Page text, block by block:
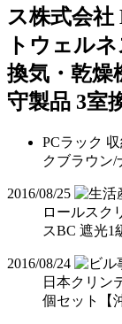
PCラック
クブラウン/
2016/08/25
ロールスク
スBC 遮光1
2016/08/24
日本クリン
個セット【